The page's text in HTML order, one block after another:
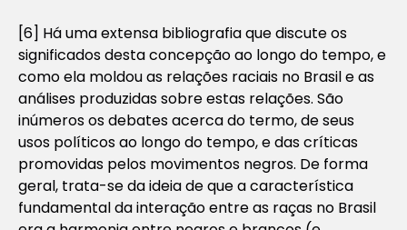
[6] Há uma extensa bibliografia que discute os
significados desta concepção ao longo do tempo, e
como ela moldou as relações raciais no Brasil e as
análises produzidas sobre estas relações. São
inúmeros os debates acerca do termo, de seus
usos políticos ao longo do tempo, e das críticas
promovidas pelos movimentos negros. De forma
geral, trata-se da ideia de que a característica
fundamental da interação entre as raças no Brasil